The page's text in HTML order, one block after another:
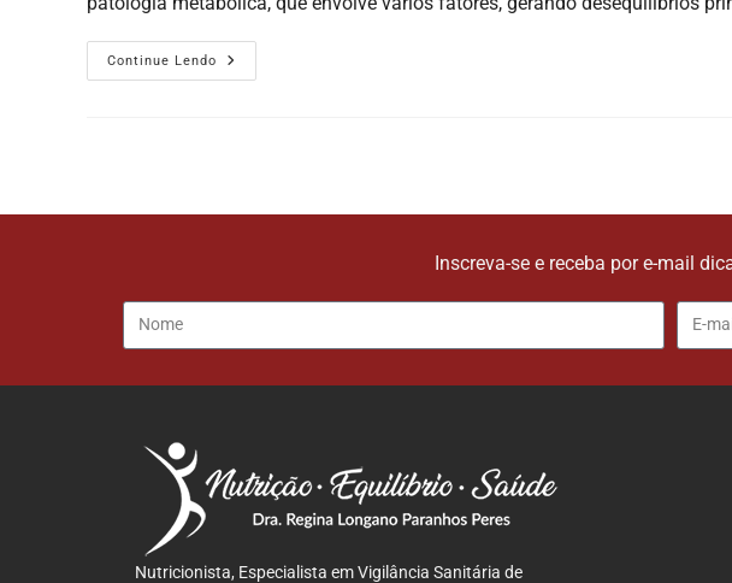
Continue Lendo
Inscreva-se e receba por e-mail
Nutricionista, Especialista em Vigilância Sanitária de